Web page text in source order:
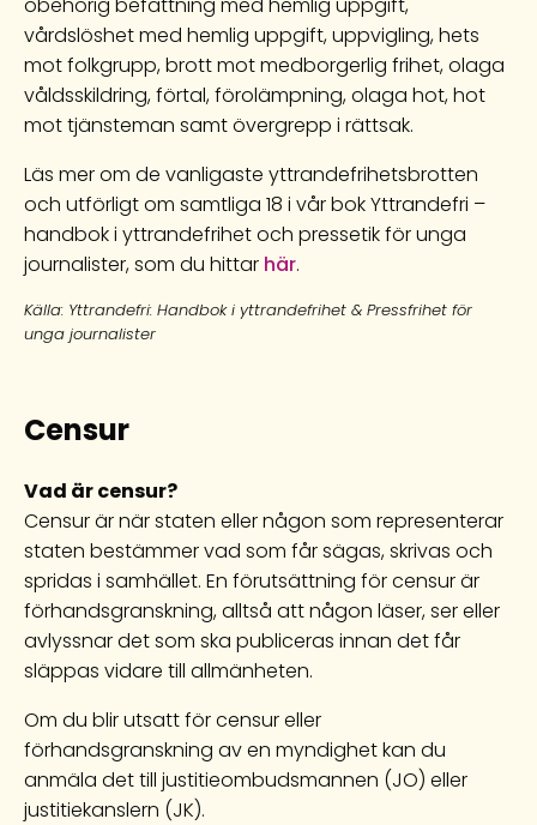
vårdslöshet med hemlig uppgift, uppvigling, hets
mot folkgrupp, brott mot medborgerlig frihet, olaga
våldsskildring, förtal, förolämpning, olaga hot, hot
mot tjänsteman samt övergrepp i rättsak.
Läs mer om de vanligaste yttrandefrihetsbrotten
och utförligt om samtliga 18 i vår bok Yttrandefri –
handbok i yttrandefrihet och pressetik för unga
journalister, som du hittar här.
Källa: Yttrandefri: Handbok i yttrandefrihet & Pressfrihet för
unga journalister
Censur
Vad är censur?
Censur är när staten eller någon som representerar
staten bestämmer vad som får sägas, skrivas och
spridas i samhället. En förutsättning för censur är
förhandsgranskning, alltså att någon läser, ser eller
avlyssnar det som ska publiceras innan det får
släppas vidare till allmänheten.
Om du blir utsatt för censur eller
förhandsgranskning av en myndighet kan du
anmäla det till justitieombudsmannen (JO) eller
justitiekanslern (JK).